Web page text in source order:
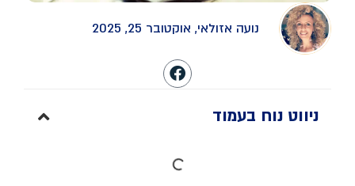
נועה אזולאי, אוקטובר 25, 2025
ניווט נוח בעמוד